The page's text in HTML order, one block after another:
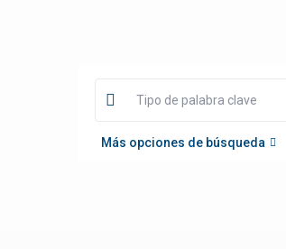
Más opciones de búsqueda